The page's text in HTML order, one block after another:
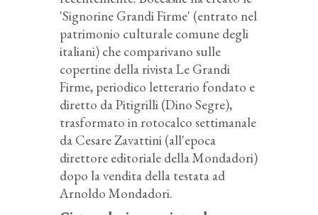
'Signorine Grandi Firme' (entrato nel
patrimonio culturale comune degli
italiani) che comparivano sulle
copertine della rivista Le Grandi
Firme, periodico letterario fondato e
diretto da Pitigrilli (Dino Segre),
trasformato in rotocalco settimanale
da Cesare Zavattini (all'epoca
direttore editoriale della Mondadori)
dopo la vendita della testata ad
Arnoldo Mondadori.